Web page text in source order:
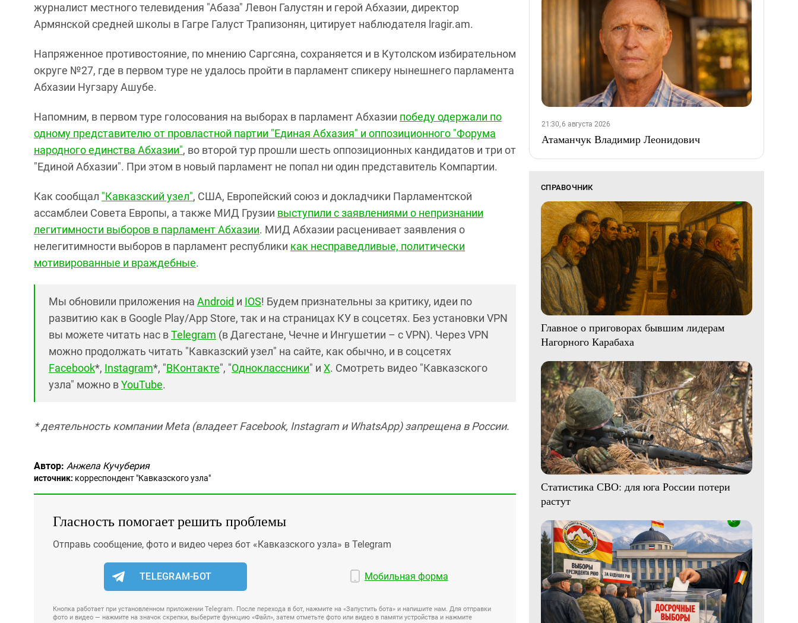
журналист местного телевидения "Абаза" Левон Галустян и герой Абхазии, директор
Армянской средней школы в Гагре Галуст Трапизонян, цитирует наблюдателя lragir.am.
Напряженное противостояние, по мнению Саргсяна, сохраняется и в Кутолском избирательном
округе №27, где в первом туре не удалось пройти в парламент спикеру нынешнего парламента
Абхазии Нугзару Ашубе.
Напомним, в первом туре голосования на выборах в парламент Абхазии победу одержали по
одному представителю от провластной партии "Единая Абхазия" и оппозиционного "Форума
народного единства Абхазии", во второй тур прошли шесть оппозиционных кандидатов и три от
"Единой Абхазии". При этом в новый парламент не попал ни один представитель Компартии.
Как сообщал "Кавказский узел", США, Европейский союз и докладчики Парламентской
ассамблеи Совета Европы, а также МИД Грузии выступили с заявлениями о непризнании
легитимности выборов в парламент Абхазии. МИД Абхазии расценивает заявления о
нелегитимности выборов в парламент республики как несправедливые, политически
мотивированные и враждебные.
Мы обновили приложения на Android и IOS! Будем признательны за критику, идеи по
развитию как в Google Play/App Store, так и на страницах КУ в соцсетях. Без установки VPN
вы можете читать нас вTelegram (в Дагестане, Чечне и Ингушетии – с VPN). Через VPN
можно продолжать читать "Кавказский узел" на сайте, как обычно, и в соцсетях
Facebook*, Instagram*, "ВКонтакте", "Одноклассники" и X. Смотреть видео "Кавказского
узла" можно вYouTube.
* деятельность компании Meta (владеет Facebook, Instagram и WhatsApp) запрещена в России.
Автор: Анжела Кучуберия
источник: корреспондент "Кавказского узла"
Гласность помогает решить проблемы
Отправь сообщение, фото и видео через бот «Кавказского узла» в Telegram
TELEGRAM-БОТ Мобильная форма
Кнопка работает при установленном приложении Telegram. После перехода в бот, нажмите на «Запустить бота» и напишите нам. Для отправки
фото и видео — нажмите на значок скрепки, выберите функцию «Файл», затем отметьте фото или видео в памяти устройства и нажмите
21:30, 6 августа 2026
Атаманчук Владимир Леонидович
СПРАВОЧНИК
Главное о приговорах бывшим лидерам
Нагорного Карабаха
Статистика СВО: для юга России потери
растут